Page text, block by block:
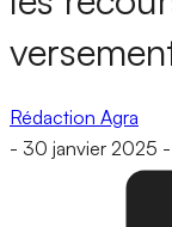
Rédaction Agra
- 30 janvier 2025 -